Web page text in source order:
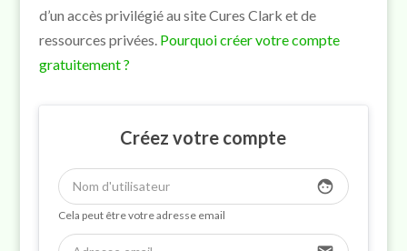
d’un accès privilégié au site Cures Clark et de
ressources privées. Pourquoi créer votre compte
gratuitement ?
Créez votre compte
face
Cela peut être votre adresse email